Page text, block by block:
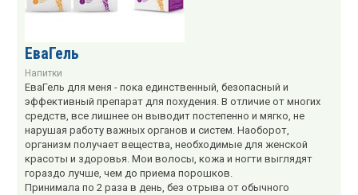
ЕваГель
Напитки
ЕваГель для меня - пока единственный, безопасный и
эффективный препарат для похудения. В отличие от многих
средств, все лишнее он выводит постепенно и мягко, не
нарушая работу важных органов и систем. Наоборот,
организм получает вещества, необходимые для женской
красоты и здоровья. Мои волосы, кожа и ногти выглядят
гораздо лучше, чем до приема порошков.
Принимала по 2 раза в день, без отрыва от обычного